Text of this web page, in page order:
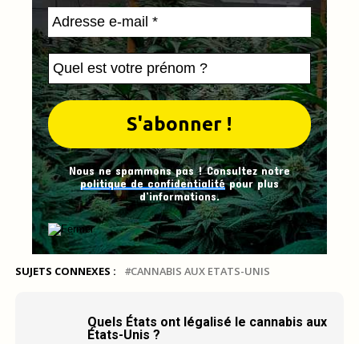
Nous ne spammons pas ! Consultez notre
politique de confidentialitépour plus
d’informations.
SUJETS CONNEXES : CANNABIS AUX ETATS-UNIS
Quels États ont légalisé le cannabis aux
États-Unis ?